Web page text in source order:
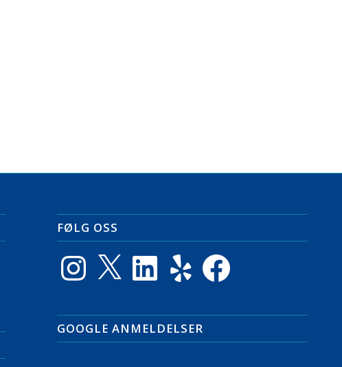
FØLG OSS
Instagram
X LinkedIn Yelp Facebook
GOOGLE ANMELDELSER